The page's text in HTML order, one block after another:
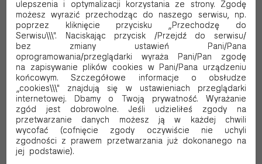
OBRYWACZ DO FOLII 130
STANDART DO FOLII PE
Kod produktu:2492
132.82 PLN Brutto
107.98 PLN Netto
OBRYWACZ DO FOLII 145
STANDART DO FOLII PE
Kod produktu:2491
135.76 PLN Brutto
ulepszenia i optymalizacji korzystania ze strony. Zgodę
możesz wyrazić przechodząc do naszego serwisu, np.
poprzez kliknięcie przycisku „Przechodzę do
Serwisu\\\". Naciskając przycisk /Przejdź do serwisu/
bez zmiany ustawień Pani/Pana
oprogramowania/przeglądarki wyraża Pani/Pan zgodę
na zapisywanie plików cookies w Pani/Pana urządzeniu
końcowym. Szczegółowe informacje o obsłudze
„cookies\\\" znajdują się w ustawieniach przeglądarki
internetowej. Dbamy o Twoją prywatność. Wyrażanie
zgód jest dobrowolne. Jeśli udzieliłeś zgody na
przetwarzanie danych możesz ją w każdej chwili
wycofać (cofnięcie zgody oczywiście nie uchyli
zgodności z prawem przetwarzania już dokonanego na
jej podstawie).